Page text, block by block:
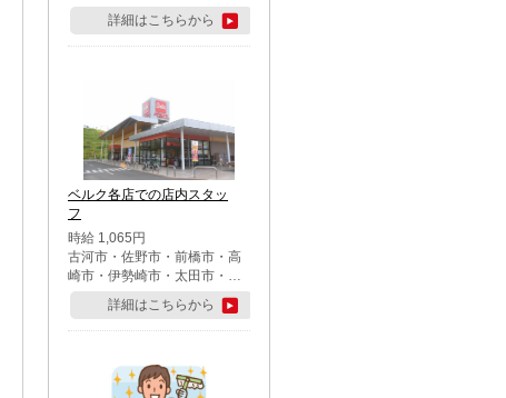
詳細はこちらから
ベルク各店での店内スタッ
フ
時給 1,065円
古河市・佐野市・前橋市・高
崎市・伊勢崎市・太田市・館
林市・藤岡市・大泉町・さい
たま市北区・川越市・熊谷
市・行田市・秩父市・所沢
市・鶴ケ島市・千葉市中央
区・市川市・松戸市・習志野
詳細はこちらから